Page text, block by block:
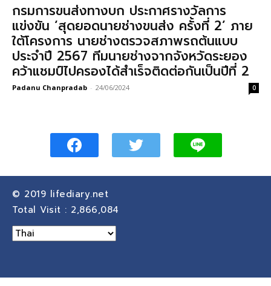
กรมการขนส่งทางบก ประกาศรางวัลการ
แข่งขัน ‘สุดยอดนายช่างขนส่ง ครั้งที่ 2’ ภาย
ใต้โครงการ นายช่างตรวจสภาพรถต้นแบบ
ประจำปี 2567 ทีมนายช่างจากจังหวัดระยอง
คว้าแชมป์ไปครองได้สำเร็จติดต่อกันเป็นปีที่ 2
Padanu Chanpradab - 24/06/2024 0
© 2019 lifediary.net
Total Visit : 2,866,084